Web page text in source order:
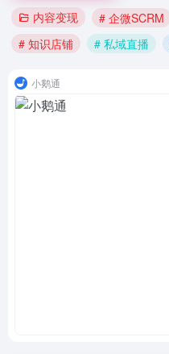
内容变现 # 企微SCRM
# 知识店铺
# 私域直播
小鹅通